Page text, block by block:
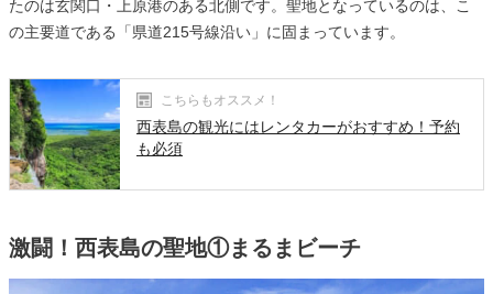
たのは玄関口・上原港のある北側です。聖地となっているのは、こ
の主要道である「県道215号線沿い」に固まっています。
こちらもオススメ！
西表島の観光にはレンタカーがおすすめ！予約
も必須
激闘！西表島の聖地①まるまビーチ